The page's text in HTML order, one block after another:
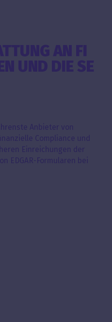
AN FI
UND DIE SE
Anbieter von
Compliance und
Einreichungen der
EDGAR-Formularen bei